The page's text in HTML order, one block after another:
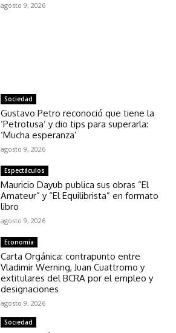
agosto 9, 2026
Sociedad
Gustavo Petro reconoció que tiene la
‘Petrotusa’ y dio tips para superarla:
‘Mucha esperanza’
agosto 9, 2026
Espectáculos
Mauricio Dayub publica sus obras “El
Amateur” y “El Equilibrista” en formato
libro
agosto 9, 2026
Economía
Carta Orgánica: contrapunto entre
Vladimir Werning, Juan Cuattromo y
extitulares del BCRA por el empleo y
designaciones
agosto 9, 2026
Sociedad